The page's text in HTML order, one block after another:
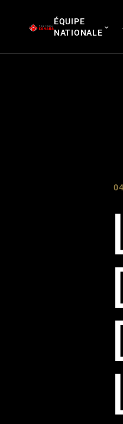
ÉQUIPE
NATIONALE